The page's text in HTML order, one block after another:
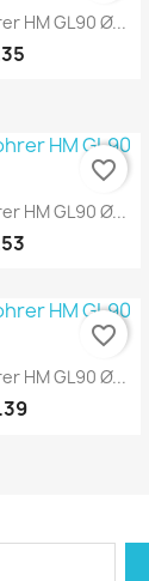
view
HM GL90 Ø...
view
HM GL90 Ø...
favorite_border
view
HM GL90 Ø...
favorite_border